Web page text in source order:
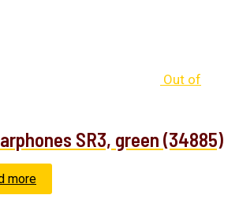
Out of
SR3, green (34885)
more